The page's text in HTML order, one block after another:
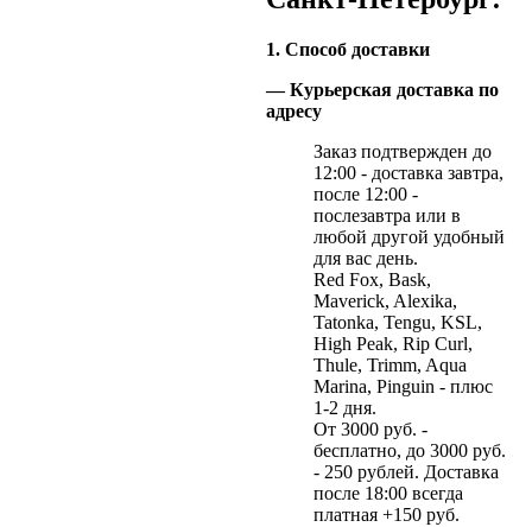
1. Способ доставки
— Курьерская доставка по
адресу
Заказ подтвержден до
12:00 - доставка завтра,
после 12:00 -
послезавтра или в
любой другой удобный
для вас день.
Red Fox, Bask,
Maverick, Alexika,
Tatonka, Tengu, KSL,
High Peak, Rip Curl,
Thule, Trimm, Aqua
Marina, Pinguin - плюс
1-2 дня.
От 3000 руб. -
бесплатно, до 3000 руб.
- 250 рублей. Доставка
после 18:00 всегда
платная +150 руб.